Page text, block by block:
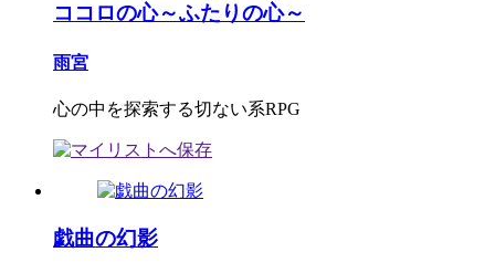
ココロの心～ふたりの心～
雨宮
心の中を探索する切ない系RPG
戯曲の幻影